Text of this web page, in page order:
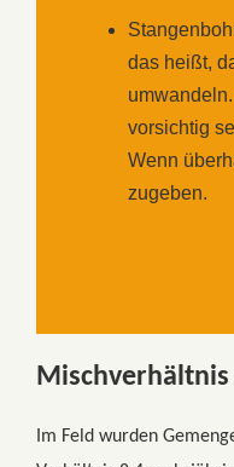
das heißt,
vorsichtig
Wenn
zugeben.
Mischverhältnis
Im Feld wurden